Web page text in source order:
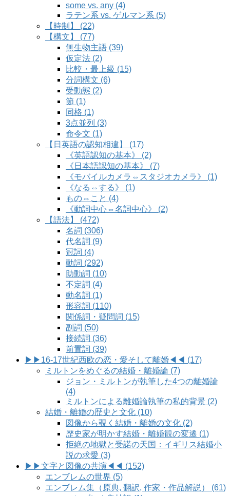
some vs. any (4)
ラテン系 vs. ゲルマン系 (5)
【時制】 (22)
【構文】 (77)
無生物主語 (39)
仮定法 (2)
比較・最上級 (15)
分詞構文 (6)
受動態 (2)
節 (1)
同格 (1)
3点並列 (3)
命令文 (1)
【日英語の認知相違】 (17)
《英語認知の基本》 (2)
《日本語認知の基本》 (7)
《モバイルカメラ⇔スタジオカメラ》 (1)
《なる⇔する》 (1)
もの⇔こと (4)
《動詞中心⇔名詞中心》 (2)
【語法】 (472)
名詞 (306)
代名詞 (9)
冠詞 (4)
動詞 (292)
助動詞 (10)
不定詞 (4)
動名詞 (1)
形容詞 (110)
関係詞・疑問詞 (15)
副詞 (50)
接続詞 (36)
前置詞 (39)
▶▶16-17世紀西欧の恋・愛そして離婚◀◀ (17)
ミルトンをめぐるの結婚・離婚論 (7)
ジョン・ミルトンが執筆した4つの離婚論
(4)
ミルトンによる離婚論執筆の私的背景 (2)
結婚・離婚の歴史と文化 (10)
図像から覗く結婚・離婚の文化 (2)
歴史家が明かす結婚・離婚観の変遷 (1)
拒絶の地獄と受諾の天国：イギリス結婚小
説の求愛 (3)
▶▶文字と図像の共演◀◀ (152)
エンブレムの世界 (5)
エンブレム集（原典, 翻訳, 作家・作品解説） (61)